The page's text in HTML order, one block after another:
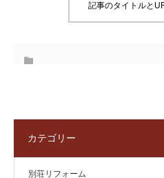
記事のタイトルと
カテゴリー
別荘リフォーム